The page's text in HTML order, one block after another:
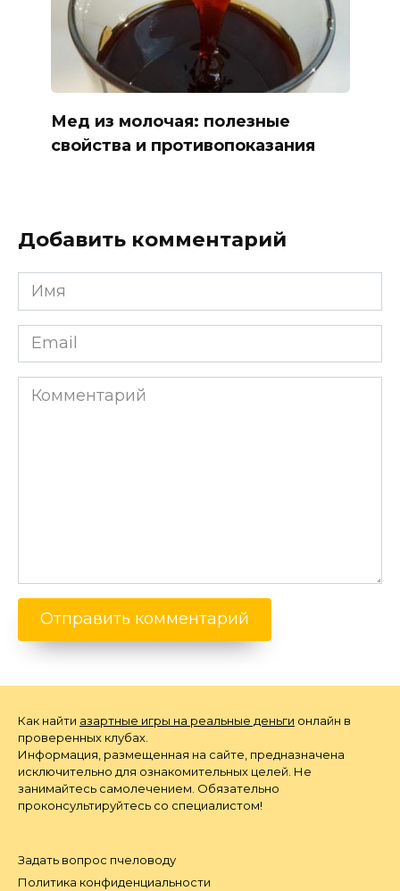
Мед из молочая: полезные
свойства и противопоказания
Добавить комментарий
Имя
*
Email
*
Комментарий
Как найти азартные игры на реальные деньги онлайн в
проверенных клубах.
Информация, размещенная на сайте, предназначена
исключительно для ознакомительных целей. Не
занимайтесь самолечением. Обязательно
проконсультируйтесь со специалистом!
Задать вопрос пчеловоду
Политика конфиденциальности